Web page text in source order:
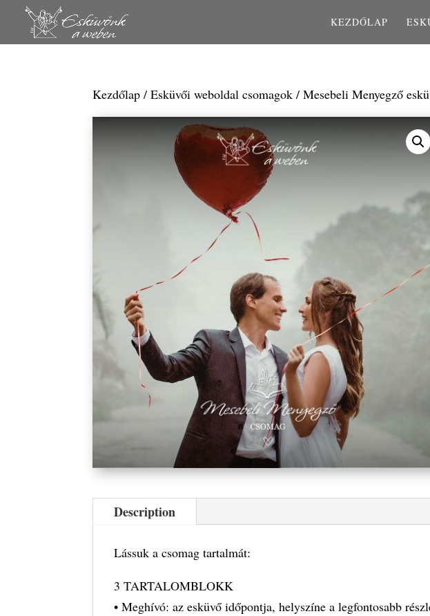
KEZDŐLAP
Kezdőlap /Esküvői weboldal csomagok / Mesebeli Menyegző
Description
Lássuk a csomag tartalmát:
3 TARTALOMBLOKK
• Meghívó: az esküvő időpontja, helyszíne a legfontosabb